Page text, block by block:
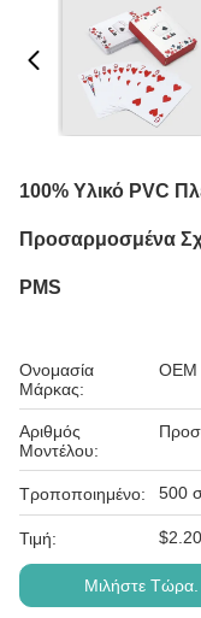
100% Υλικό PVC
Προσαρμοσμένα
PMS
Ονομασία
Μάρκας:
OEM
Αριθμός
Μοντέλου:
Τροποποιημένο: 500
Τιμή:
Μιλήστε Τώρα.